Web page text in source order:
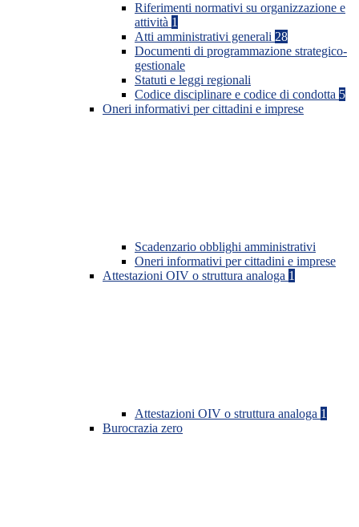
Riferimenti normativi su organizzazione e
attività 1
Atti amministrativi generali 28
Documenti di programmazione strategico-
gestionale
Statuti e leggi regionali
Codice disciplinare e codice di condotta 5
Oneri informativi per cittadini e imprese
Scadenzario obblighi amministrativi
Oneri informativi per cittadini e imprese
Attestazioni OIV o struttura analoga 1
Attestazioni OIV o struttura analoga 1
Burocrazia zero